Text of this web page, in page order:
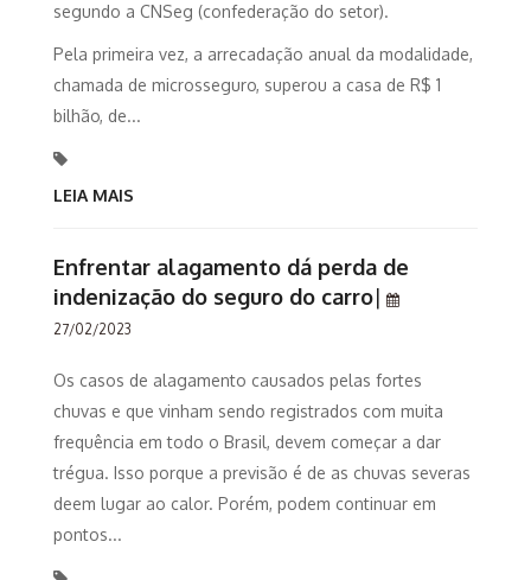
segundo a CNSeg (confederação do setor).
Pela primeira vez, a arrecadação anual da modalidade,
chamada de microsseguro, superou a casa de R$ 1
bilhão, de...
LEIA MAIS
Enfrentar alagamento dá perda de
indenização do seguro do carro|
27/02/2023
Os casos de alagamento causados pelas fortes
chuvas e que vinham sendo registrados com muita
frequência em todo o Brasil, devem começar a dar
trégua. Isso porque a previsão é de as chuvas severas
deem lugar ao calor. Porém, podem continuar em
pontos...